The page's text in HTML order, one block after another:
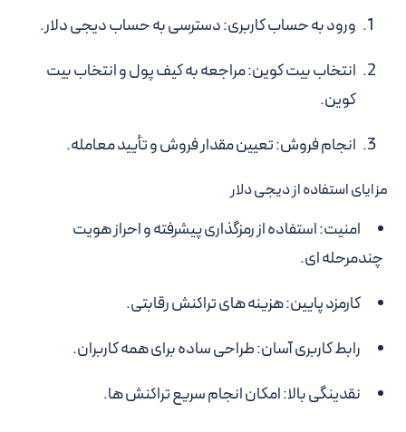
ورود به حساب کاربری: دسترسی به حساب دیجی دلار.
انتخاب بیت کوین: مراجعه به کیف پول و انتخاب بیت
کوین.
انجام فروش: تعیین مقدار فروش و تأیید معامله.
مزایای استفاده از دیجی دلار
امنیت: استفاده از رمزگذاری پیشرفته و احراز هویت
چندمرحله ای.
کارمزد پایین: هزینه های تراکنش رقابتی.
رابط کاربری آسان: طراحی ساده برای همه کاربران.
نقدینگی بالا: امکان انجام سریع تراکنش ها.